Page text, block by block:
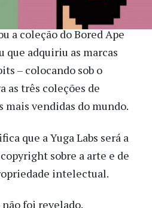
a coleção do Bored Ape
que adquiriu as marcas
– colocando sob o
as três coleções de
vendidas do mundo.
que a Yuga Labs será a
sobre a arte e de
intelectual.
foi revelado.